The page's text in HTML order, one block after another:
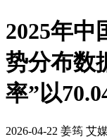
2025年中
势分布数
率”以
2026-04-22 姜筠 艾